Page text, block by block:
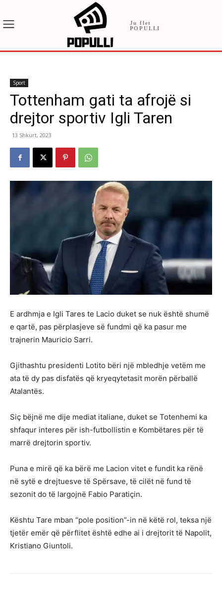
Ju flet
POPULLI
Sport
Tottenham gati ta afrojë si
drejtor sportiv Igli Taren
13 Shkurt, 2023
E ardhmja e Igli Tares te Lacio duket se nuk është shumë
e qartë, pas përplasjeve së fundmi që ka pasur me
trajnerin Mauricio Sarri.
Gjithashtu presidenti Lotito bëri një mbledhje vetëm me
ata të dy pas disfatës që kryeqytetasit morën përballë
Atalantës.
Siç bëjnë me dije mediat italiane, duket se Totenhemi ka
shfaqur interes për ish-futbollistin e Kombëtares për të
marrë drejtorin sportiv.
Puna e mirë që ka bërë me Lacion vitet e fundit ka rënë
në sytë e drejtuesve të Spërsave, të cilët në fund të
sezonit do të largojnë Fabio Paratiçin.
Kështu Tare mban “pole position”-in në këtë rol, teksa një
tjetër emër që përflitet është edhe ai i drejtorit të Napolit,
Kristiano Giuntoli.